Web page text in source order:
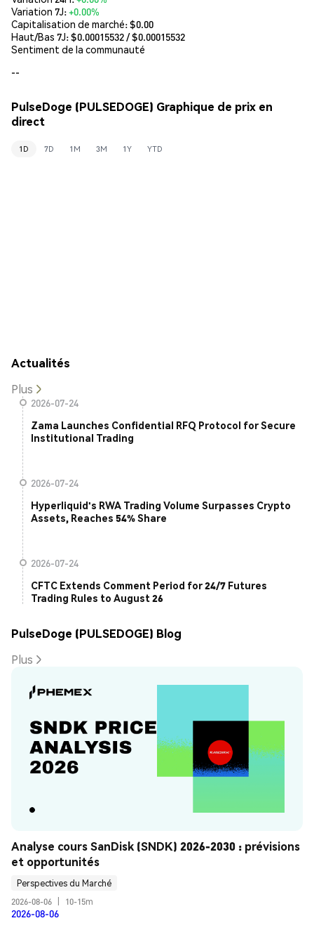
Variation 7J:+0.00%
Capitalisation de marché:$0.00
Haut/Bas 7J: $0.00015532/ $0.00015532
Sentiment de la communauté
--
PulseDoge (PULSEDOGE) Graphique de prix en
direct
1D 7D 1M 3M 1Y YTD
Actualités
Plus
2026-07-24
Zama Launches Confidential RFQ Protocol for Secure
Institutional Trading
2026-07-24
Hyperliquid's RWA Trading Volume Surpasses Crypto
Assets, Reaches 54% Share
2026-07-24
CFTC Extends Comment Period for 24/7 Futures
Trading Rules to August 26
PulseDoge (PULSEDOGE) Blog
Plus
Analyse cours SanDisk (SNDK) 2026-2030 : prévisions
et opportunités
Perspectives du Marché
2026-08-06
10-15m
2026-08-06